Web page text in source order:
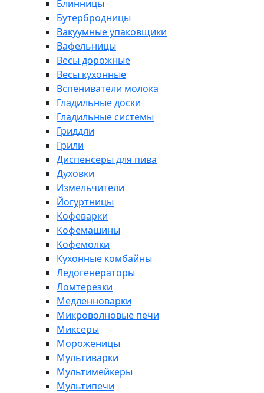
Блинницы
Бутербродницы
Вакуумные упаковщики
Вафельницы
Весы дорожные
Весы кухонные
Вспениватели молока
Гладильные доски
Гладильные системы
Гриддли
Грили
Диспенсеры для пива
Духовки
Измельчители
Йогуртницы
Кофеварки
Кофемашины
Кофемолки
Кухонные комбайны
Ледогенераторы
Ломтерезки
Медленноварки
Микроволновые печи
Миксеры
Мороженицы
Мультиварки
Мультимейкеры
Мультипечи